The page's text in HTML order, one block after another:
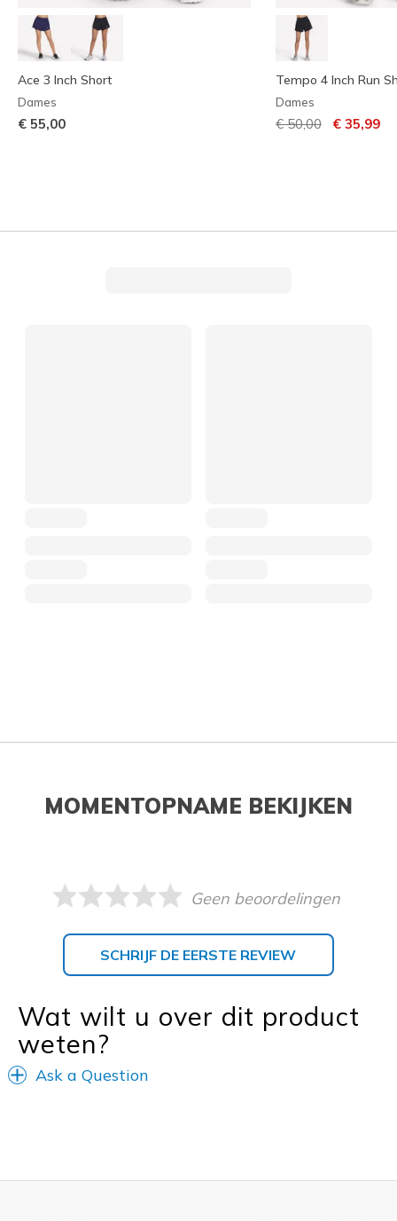
Ace 3 Inch Short
Dames
€ 55,00
Tempo 4 Inch Run
Dames
Prijs verlaagd van
€ 50,00naar
€ 35,99
MOMENTOPNAME BEKIJKEN
Geen beoordelingen
SCHRIJF DE EERSTE REVIEW
Wat wilt u over dit product
weten?
Ask a Question